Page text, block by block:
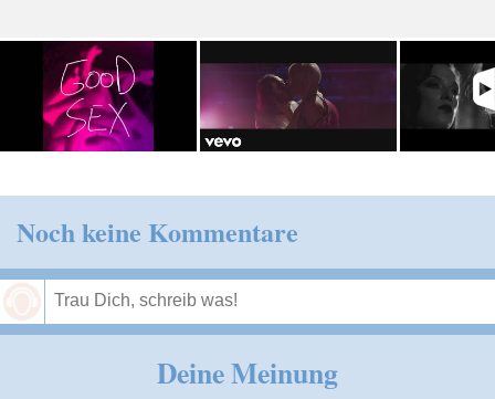
Noch keine Kommentare
Deine Meinung